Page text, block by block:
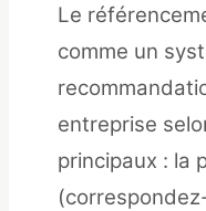
Le
comme un
entreprise
principaux : la